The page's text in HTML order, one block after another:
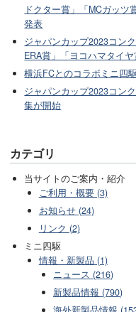
ドクター賞」「MCガッツ
発表
ジャパンカップ2023コン
ERA賞」「ヨコハマタイ
横浜FCとのコラボミニ四
ジャパンカップ2023コン
集が開始
カテゴリ
当サイトのご案内・紹介
ご利用・概要 (3)
お知らせ (24)
リンク (2)
ミニ四駆
情報・新製品 (1)
ニュース (216)
新製品情報 (790)